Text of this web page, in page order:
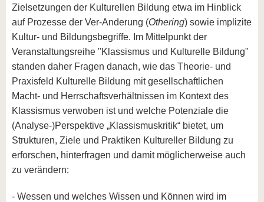
Zielsetzungen der Kulturellen Bildung etwa im Hinblick
auf Prozesse der Ver-Anderung (Othering) sowie implizite
Kultur- und Bildungsbegriffe. Im Mittelpunkt der
Veranstaltungsreihe "Klassismus und Kulturelle Bildung"
standen daher Fragen danach, wie das Theorie- und
Praxisfeld Kulturelle Bildung mit gesellschaftlichen
Macht- und Herrschaftsverhältnissen im Kontext des
Klassismus verwoben ist und welche Potenziale die
(Analyse-)Perspektive „Klassismuskritik“ bietet, um
Strukturen, Ziele und Praktiken Kultureller Bildung zu
erforschen, hinterfragen und damit möglicherweise auch
zu verändern:
- Wessen und welches Wissen und Können wird im